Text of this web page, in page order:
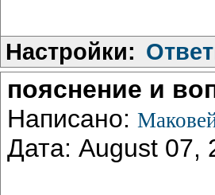
Настройки:
пояснение и
Написано:
Дата: August 07,